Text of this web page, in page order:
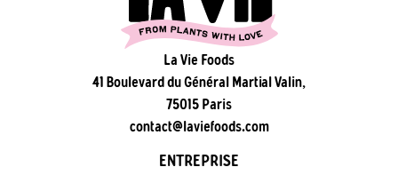
La Vie Foods
41 Boulevard du Général Martial Valin,
75015 Paris
contact@laviefoods.com
ENTREPRISE